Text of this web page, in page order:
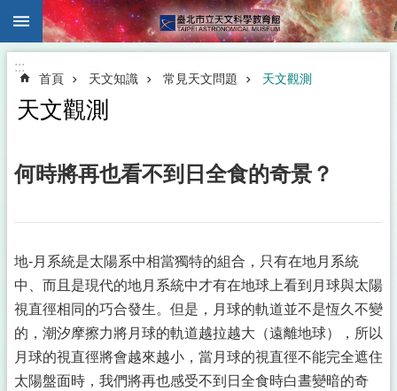
跳到主要內容區塊
:::
首頁 天文知識 常見天文問題 天文觀測
天文觀測
何時將再也看不到日全食的奇景？
地-月系統是太陽系中相當獨特的組合，只有在地月系統
中、而且是現代的地月系統中才有在地球上看到月球與太陽
視直徑相同的巧合發生。但是，月球的軌道並不是恆久不變
的，潮汐摩擦力將月球的軌道越拉越大（遠離地球），所以
月球的視直徑將會越來越小，當月球的視直徑不能完全遮住
太陽盤面時，我們將再也感受不到日全食時白晝變暗的奇